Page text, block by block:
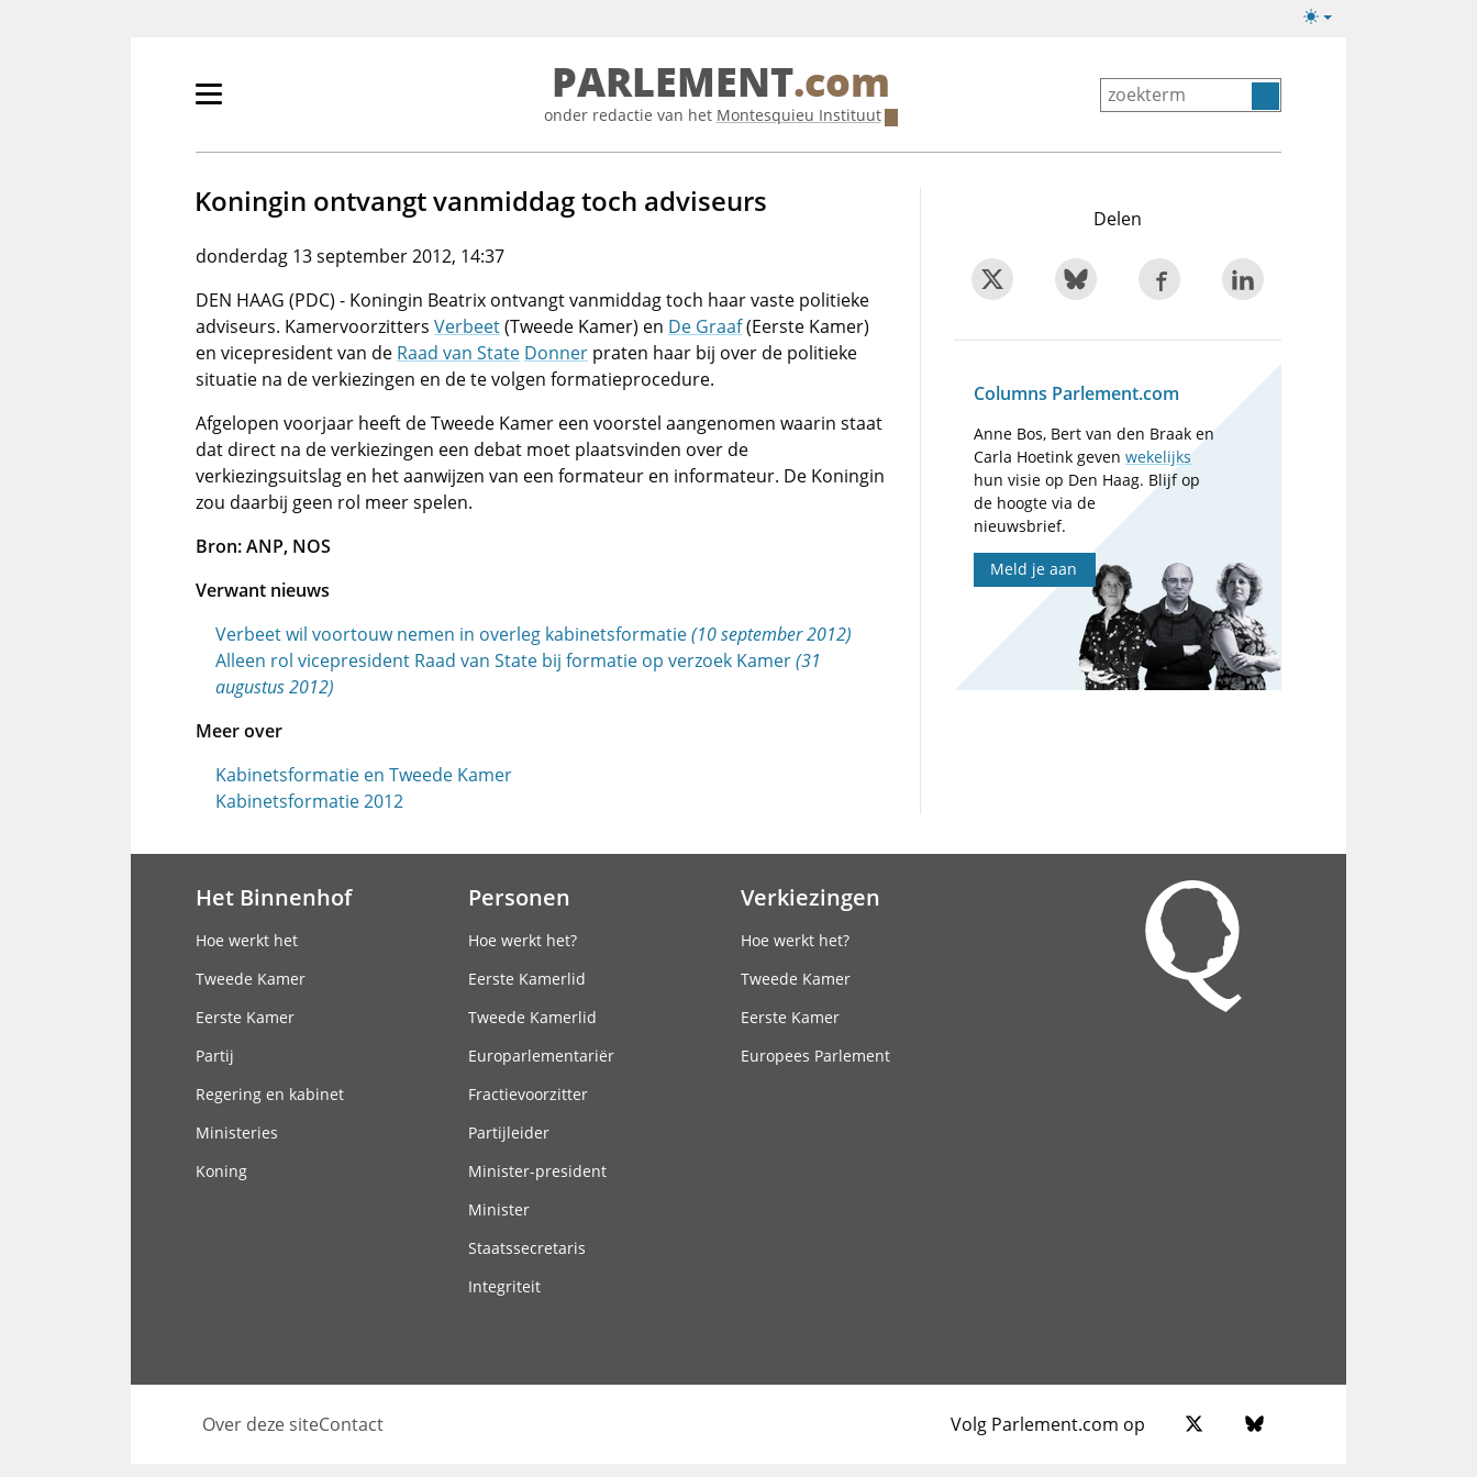
Lichte/donkere
Primair
tonen/verbergen
PARLEMENT.com
onder redactie van het Montesquieu Instituut
Koningin ontvangt vanmiddag toch adviseurs
donderdag 13 september 2012, 14:37
DEN HAAG (PDC) - Koningin Beatrix ontvangt vanmiddag toch haar vaste politieke
adviseurs. Kamervoorzitters Verbeet(Tweede Kamer) en De Graaf(Eerste Kamer)
en vicepresident van de Raad van State Donner praten haar bij over de politieke
situatie na de verkiezingen en de te volgen formatieprocedure.
Afgelopen voorjaar heeft de Tweede Kamer een voorstel aangenomen waarin staat
dat direct na de verkiezingen een debat moet plaatsvinden over de
verkiezingsuitslag en het aanwijzen van een formateur en informateur. De Koningin
zou daarbij geen rol meer spelen.
Bron: ANP, NOS
Verwant nieuws
Verbeet wil voortouw nemen in overleg kabinetsformatie(10 september 2012)
Alleen rol vicepresident Raad van State bij formatie op verzoek Kamer(31
augustus 2012)
Meer over
Kabinetsformatie en Tweede Kamer
Kabinetsformatie 2012
Delen
Columns Parlement.com
Anne Bos, Bert van den Braak en
Carla Hoetink gevenwekelijks
hun visie op Den Haag. Blijf op
de hoogte via de
nieuwsbrief.
Meld je aan
Het Binnenhof
Hoe werkt het
Tweede Kamer
Eerste Kamer
Partij
Regering en kabinet
Ministeries
Koning
Personen
Hoe werkt het?
Eerste Kamerlid
Tweede Kamerlid
Europarlementariër
Fractievoorzitter
Partijleider
Minister-president
Minister
Staatssecretaris
Integriteit
Verkiezingen
Hoe werkt het?
Tweede Kamer
Eerste Kamer
Europees Parlement
Over deze siteContact Volg Parlement.com op